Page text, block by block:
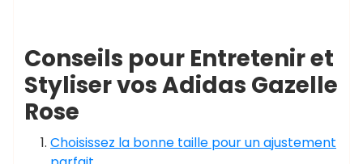
Conseils pour Entretenir et
Styliser vos Adidas Gazelle
Rose
Choisissez la bonne taille pour un ajustement